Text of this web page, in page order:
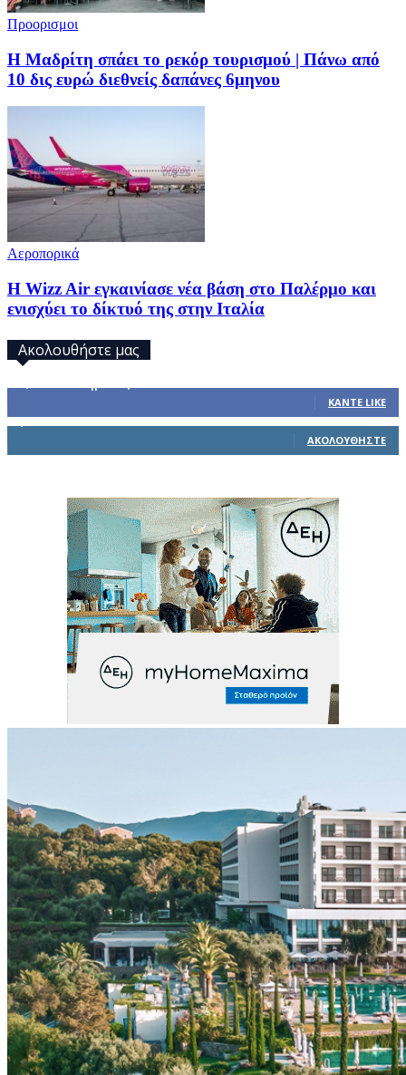
Προορισμοι
Η Μαδρίτη σπάει το ρεκόρ τουρισμού | Πάνω από
10 δις ευρώ διεθνείς δαπάνες 6μηνου
Αεροπορικά
Η Wizz Air εγκαινίασε νέα βάση στο Παλέρμο και
ενισχύει το δίκτυό της στην Ιταλία
Ακολουθήστε μας
ΚΆΝΤΕ LIKE
ΑΚΟΛΟΥΘΉΣΤΕ